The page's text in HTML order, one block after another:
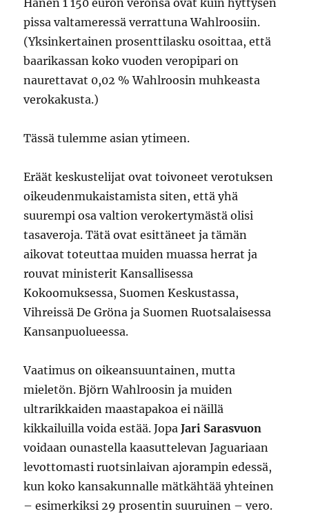
Hänen 1 150 euron veronsa ovat kuin hyttysen
pissa valtameressä verrattuna Wahlroosiin.
(Yksinkertainen prosenttilasku osoittaa, että
baarikassan koko vuoden veropipari on
naurettavat 0,02 % Wahlroosin muhkeasta
verokakusta.)
Tässä tulemme asian ytimeen.
Eräät keskustelijat ovat toivoneet verotuksen
oikeudenmukaistamista siten, että yhä
suurempi osa valtion verokertymästä olisi
tasaveroja. Tätä ovat esittäneet ja tämän
aikovat toteuttaa muiden muassa herrat ja
rouvat ministerit Kansallisessa
Kokoomuksessa, Suomen Keskustassa,
Vihreissä De Gröna ja Suomen Ruotsalaisessa
Kansanpuolueessa.
Vaatimus on oikeansuuntainen, mutta
mieletön. Björn Wahlroosin ja muiden
ultrarikkaiden maastapakoa ei näillä
kikkailuilla voida estää. JopaJari Sarasvuon
voidaan ounastella kaasuttelevan Jaguariaan
levottomasti ruotsinlaivan ajorampin edessä,
kun koko kansakunnalle mätkähtää yhteinen
– esimerkiksi 29 prosentin suuruinen – vero.